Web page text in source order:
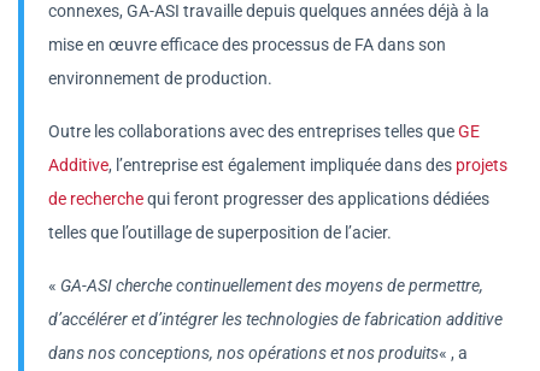
connexes, GA-ASI travaille depuis quelques années déjà à la
mise en œuvre efficace des processus de FA dans son
environnement de production.
Outre les collaborations avec des entreprises telles queGE
Additive, l’entreprise est également impliquée dans des projets
de recherchequi feront progresser des applications dédiées
telles que l’outillage de superposition de l’acier.
« GA-ASI cherche continuellement des moyens de permettre,
d’accélérer et d’intégrer les technologies de fabrication additive
dans nos conceptions, nos opérations et nos produits« , a